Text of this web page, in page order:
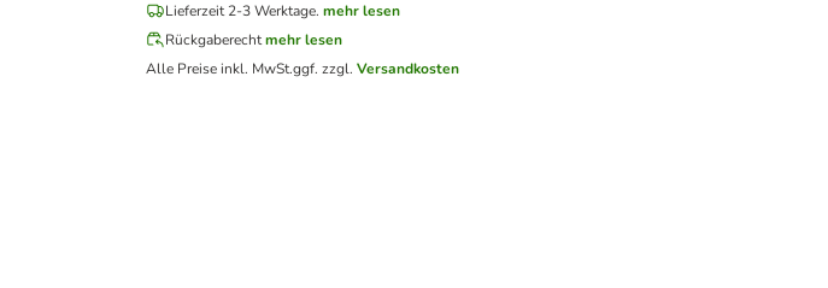
Lieferzeit 2-3 Werktage. mehr lesen
Rückgaberechtmehr lesen
Alle Preise inkl. MwSt.ggf. zzgl. Versandkosten